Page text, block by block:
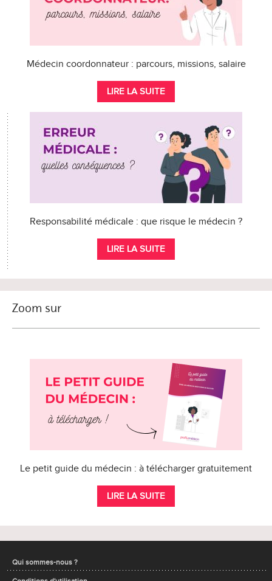
Médecin coordonnateur : parcours, missions, salaire
LIRE LA SUITE
Responsabilité médicale : que risque le médecin ?
LIRE LA SUITE
Zoom sur
Le petit guide du médecin : à télécharger gratuitement
LIRE LA SUITE
Qui sommes-nous ?